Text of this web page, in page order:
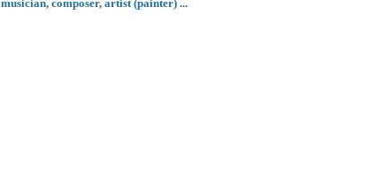
musician, composer, artist (painter) ...